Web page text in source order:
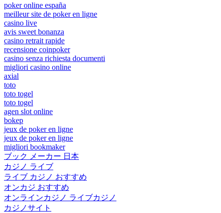
poker online españa
meilleur site de poker en ligne
casino live
avis sweet bonanza
casino retrait rapide
recensione coinpoker
casino senza richiesta documenti
migliori casino online
axial
toto
toto togel
toto togel
agen slot online
bokep
jeux de poker en ligne
jeux de poker en ligne
migliori bookmaker
ブック メーカー 日本
カジノ ライブ
ライブ カジノ おすすめ
オンカジ おすすめ
オンラインカジノ ライブカジノ
カジノサイト